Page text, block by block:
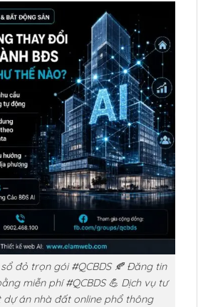
đỏ trọn gói #QCBDS 🍂 Đăng tin
miễn phí #QCBDS 💪 Dịch vụ tư
án nhà đất online phổ thông